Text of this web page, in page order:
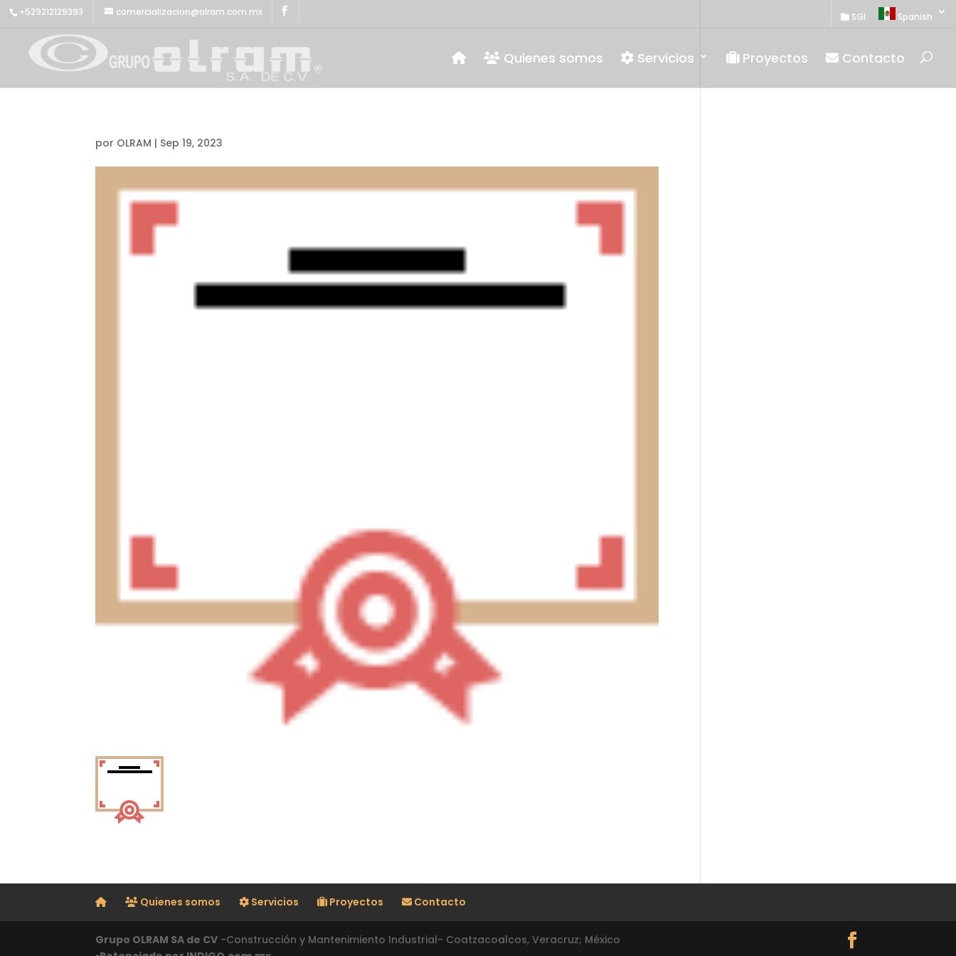
+529212129393 comercializacion@olram.com.mx SGI Spanish
Quienes somos Servicios Proyectos Contacto
por OLRAM | Sep 19, 2023
Quienes somos Servicios Proyectos Contacto
Grupo OLRAM SA de CV -Construcción y Mantenimiento Industrial- Coatzacoalcos, Veracruz; México